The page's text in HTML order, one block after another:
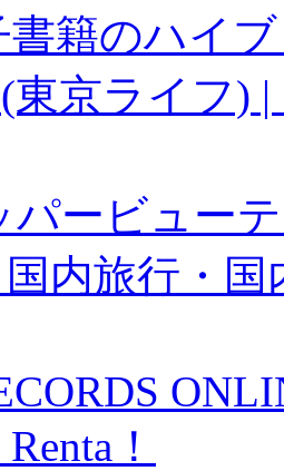
籍のハイ
東京ライフ)
パービュー
国内旅行・
！